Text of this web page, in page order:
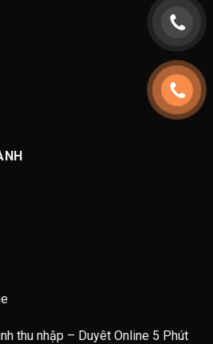
thu nhập – Duyêt Online 5 Phút